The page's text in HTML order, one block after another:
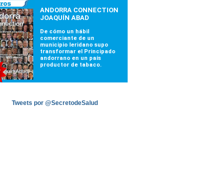
Tweets por @SecretodeSalud